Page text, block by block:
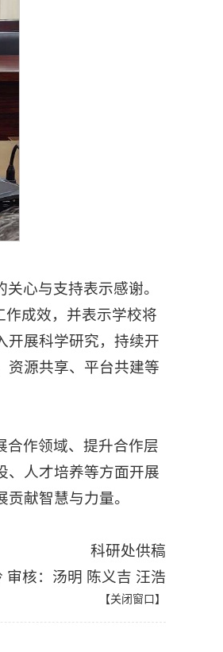
心与支持表示感谢。
作成效，并表示学校将
开展科学研究，持续开
资源共享、平台共建等
合作领域、提升合作层
、人才培养等方面开展
献智慧与力量。
科研处供稿
审核：汤明 陈义吉 汪浩
【关闭窗口 】